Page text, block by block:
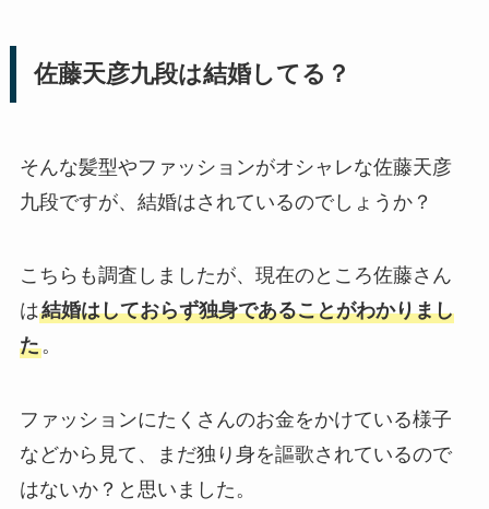
佐藤天彦九段は結婚してる？
そんな髪型やファッションがオシャレな佐藤天彦
九段ですが、結婚はされているのでしょうか？
こちらも調査しましたが、現在のところ佐藤さん
は結婚はしておらず独身であることがわかりまし
た。
ファッションにたくさんのお金をかけている様子
などから見て、まだ独り身を謳歌されているので
はないか？と思いました。